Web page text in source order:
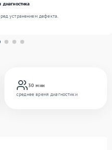
30 мин
среднее время диагностики
диагностика
устранением дефекта.